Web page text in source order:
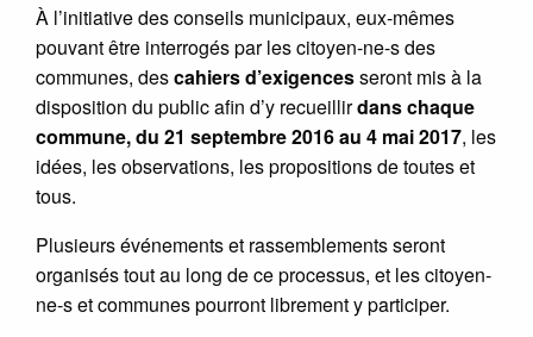
À l’initiative des conseils municipaux, eux-mêmes
pouvant être interrogés par les citoyen-ne-s des
communes, descahiers d’exigencesseront mis à la
disposition du public afin d’y recueillirdans chaque
commune, du 21 septembre 2016 au 4 mai 2017, les
idées, les observations, les propositions de toutes et
tous.
Plusieurs événements et rassemblements seront
organisés tout au long de ce processus, et les citoyen-
ne-s et communes pourront librement y participer.